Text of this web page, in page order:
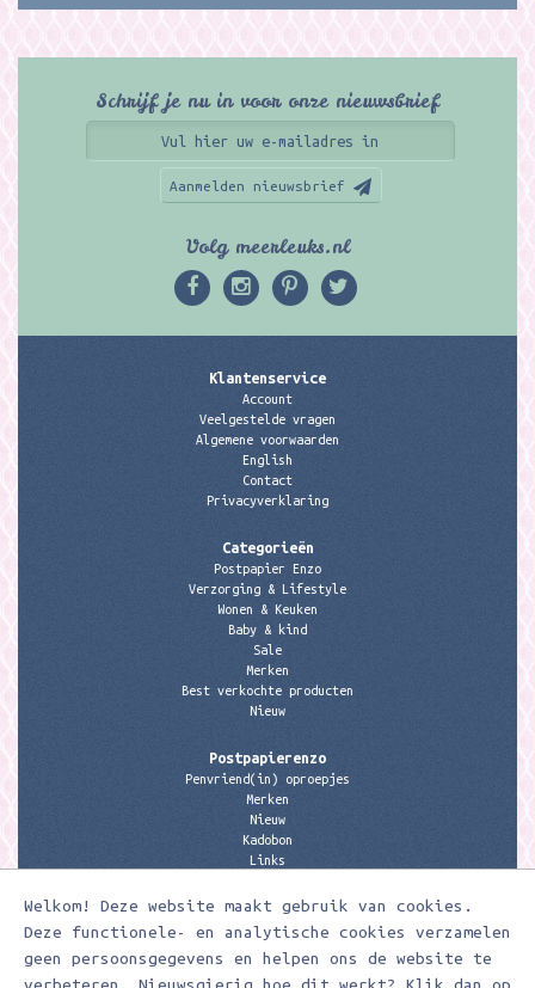
Welkom! Deze website maakt gebruik van cookies.
Deze functionele- en analytische cookies verzamelen
geen persoonsgegevens en helpen ons de website te
Schrijf je nu in voor onze nieuwsbrief
Aanmelden nieuwsbrief
Volg meerleuks.nl
Klantenservice
Account
Veelgestelde vragen
Algemene voorwaarden
English
Contact
Privacyverklaring
Categorieën
Postpapier Enzo
Verzorging & Lifestyle
Wonen & Keuken
Baby & kind
Sale
Merken
Best verkochte producten
Nieuw
Postpapierenzo
Penvriend(in) oproepjes
Merken
Nieuw
Kadobon
Links
Contactgegevens
Meerleuks
anita@meerleuks.nl
06 – 107 163 36